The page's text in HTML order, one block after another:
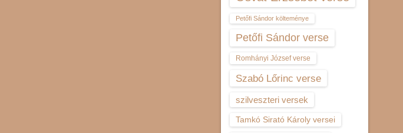
Petőfi Sándor költeménye
Petőfi Sándor verse
Romhányi József verse
Szabó Lőrinc verse
szilveszteri versek
Tamkó Sirató Károly versei